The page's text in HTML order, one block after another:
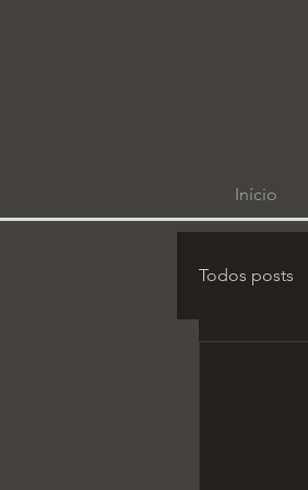
Início
Todos posts